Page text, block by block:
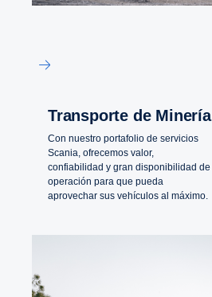
Transporte de Minería
Con nuestro portafolio de servicios
Scania, ofrecemos valor,
confiabilidad y gran disponibilidad de
operación para que pueda
aprovechar sus vehículos al máximo.